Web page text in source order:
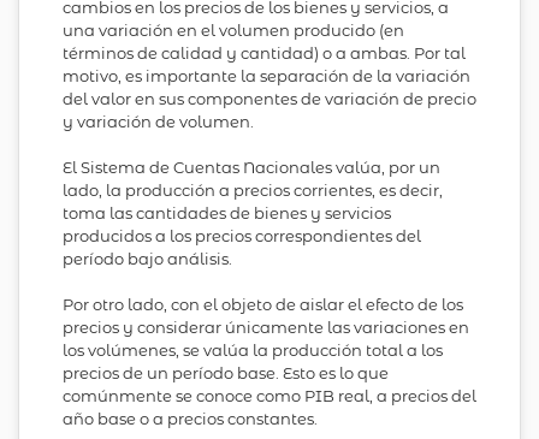
cambios en los precios de los bienes y servicios, a
una variación en el volumen producido (en
términos de calidad y cantidad) o a ambas. Por tal
motivo, es importante la separación de la variación
del valor en sus componentes de variación de precio
y variación de volumen.
El Sistema de Cuentas Nacionales valúa, por un
lado, la producción a precios corrientes, es decir,
toma las cantidades de bienes y servicios
producidos a los precios correspondientes del
período bajo análisis.
Por otro lado, con el objeto de aislar el efecto de los
precios y considerar únicamente las variaciones en
los volúmenes, se valúa la producción total a los
precios de un período base. Esto es lo que
comúnmente se conoce como PIB real, a precios del
año base o a precios constantes.